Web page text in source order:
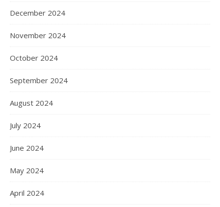
December 2024
November 2024
October 2024
September 2024
August 2024
July 2024
June 2024
May 2024
April 2024